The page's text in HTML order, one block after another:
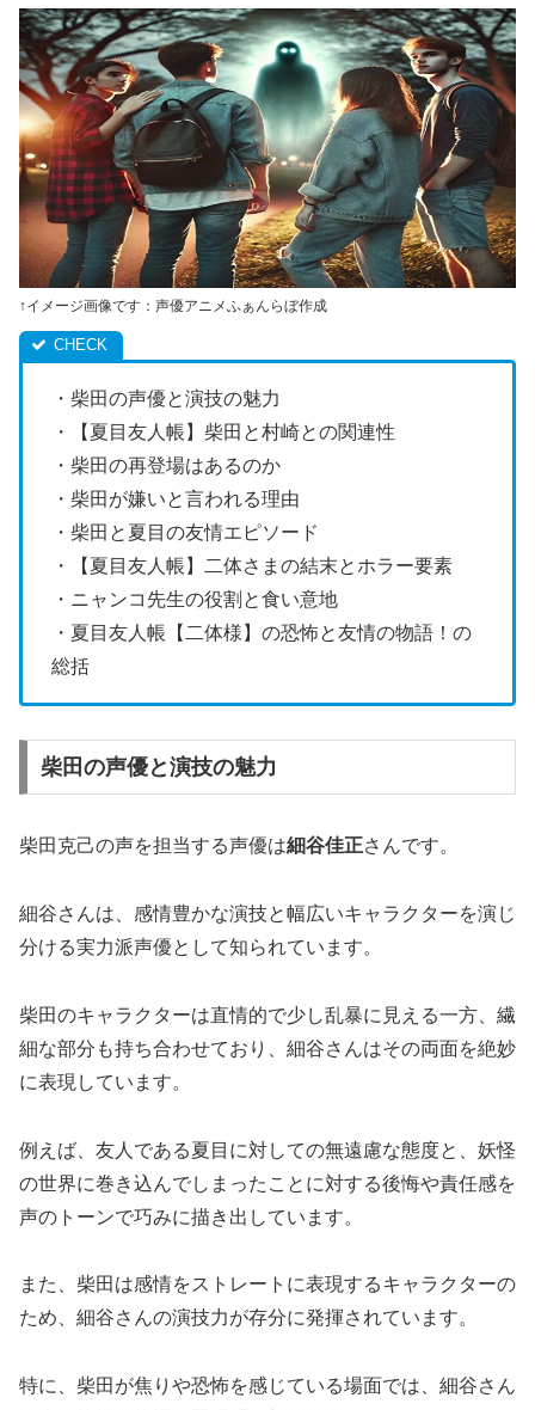
↑イメージ画像です：声優アニメふぁんらぼ作成
・柴田の声優と演技の魅力
・【夏目友人帳】柴田と村崎との関連性
・柴田の再登場はあるのか
・柴田が嫌いと言われる理由
・柴田と夏目の友情エピソード
・【夏目友人帳】二体さまの結末とホラー要素
・ニャンコ先生の役割と食い意地
・夏目友人帳【二体様】の恐怖と友情の物語！の
総括
柴田の声優と演技の魅力
柴田克己の声を担当する声優は細谷佳正さんです。
細谷さんは、感情豊かな演技と幅広いキャラクターを演じ
分ける実力派声優として知られています。
柴田のキャラクターは直情的で少し乱暴に見える一方、繊
細な部分も持ち合わせており、細谷さんはその両面を絶妙
に表現しています。
例えば、友人である夏目に対しての無遠慮な態度と、妖怪
の世界に巻き込んでしまったことに対する後悔や責任感を
声のトーンで巧みに描き出しています。
また、柴田は感情をストレートに表現するキャラクターの
ため、細谷さんの演技力が存分に発揮されています。
特に、柴田が焦りや恐怖を感じている場面では、細谷さん